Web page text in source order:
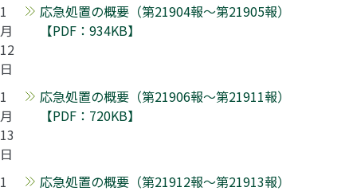
1
月
12
日
応急処置の概要（第21904報～第21905報）
【PDF：934KB】
1
月
13
日
応急処置の概要（第21906報～第21911報）
【PDF：720KB】
1
応急処置の概要（第21912報～第21913報）